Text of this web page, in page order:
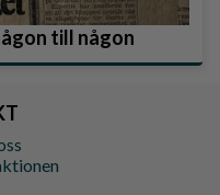
till någon